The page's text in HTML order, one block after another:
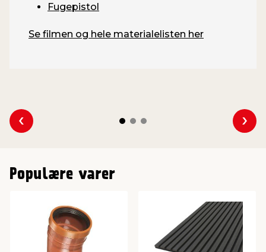
Fugepistol
Se filmen og hele materialelisten her
Se forrige Se
Populære varer